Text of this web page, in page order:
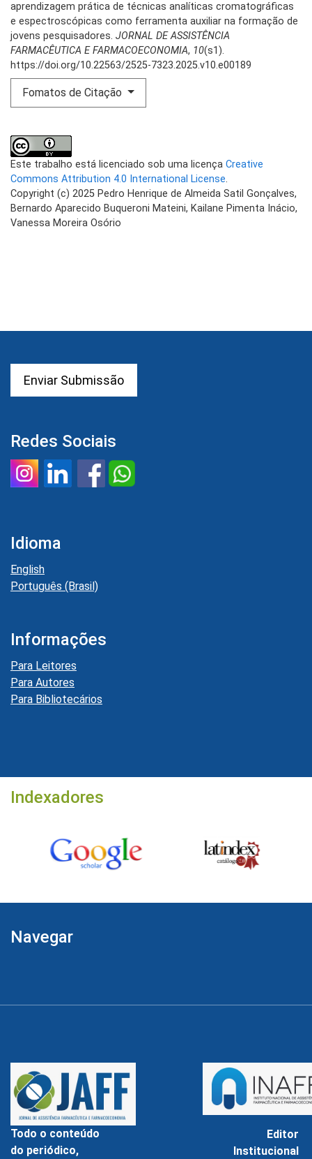
aprendizagem prática de técnicas analíticas cromatográficas
e espectroscópicas como ferramenta auxiliar na formação de
jovens pesquisadores. JORNAL DE ASSISTÊNCIA
FARMACÊUTICA E FARMACOECONOMIA, 10(s1).
https://doi.org/10.22563/2525-7323.2025.v10.e00189
Fomatos de Citação
Este trabalho está licenciado sob uma licença Creative
Commons Attribution 4.0 International License.
Copyright (c) 2025 Pedro Henrique de Almeida Satil Gonçalves,
Bernardo Aparecido Buqueroni Mateini, Kailane Pimenta Inácio,
Vanessa Moreira Osório
Enviar Submissão
Redes Sociais
Idioma
English
Português (Brasil)
Informações
Para Leitores
Para Autores
Para Bibliotecários
Indexadores
Navegar
Todo o conteúdo
do periódico,
Editor
Institucional